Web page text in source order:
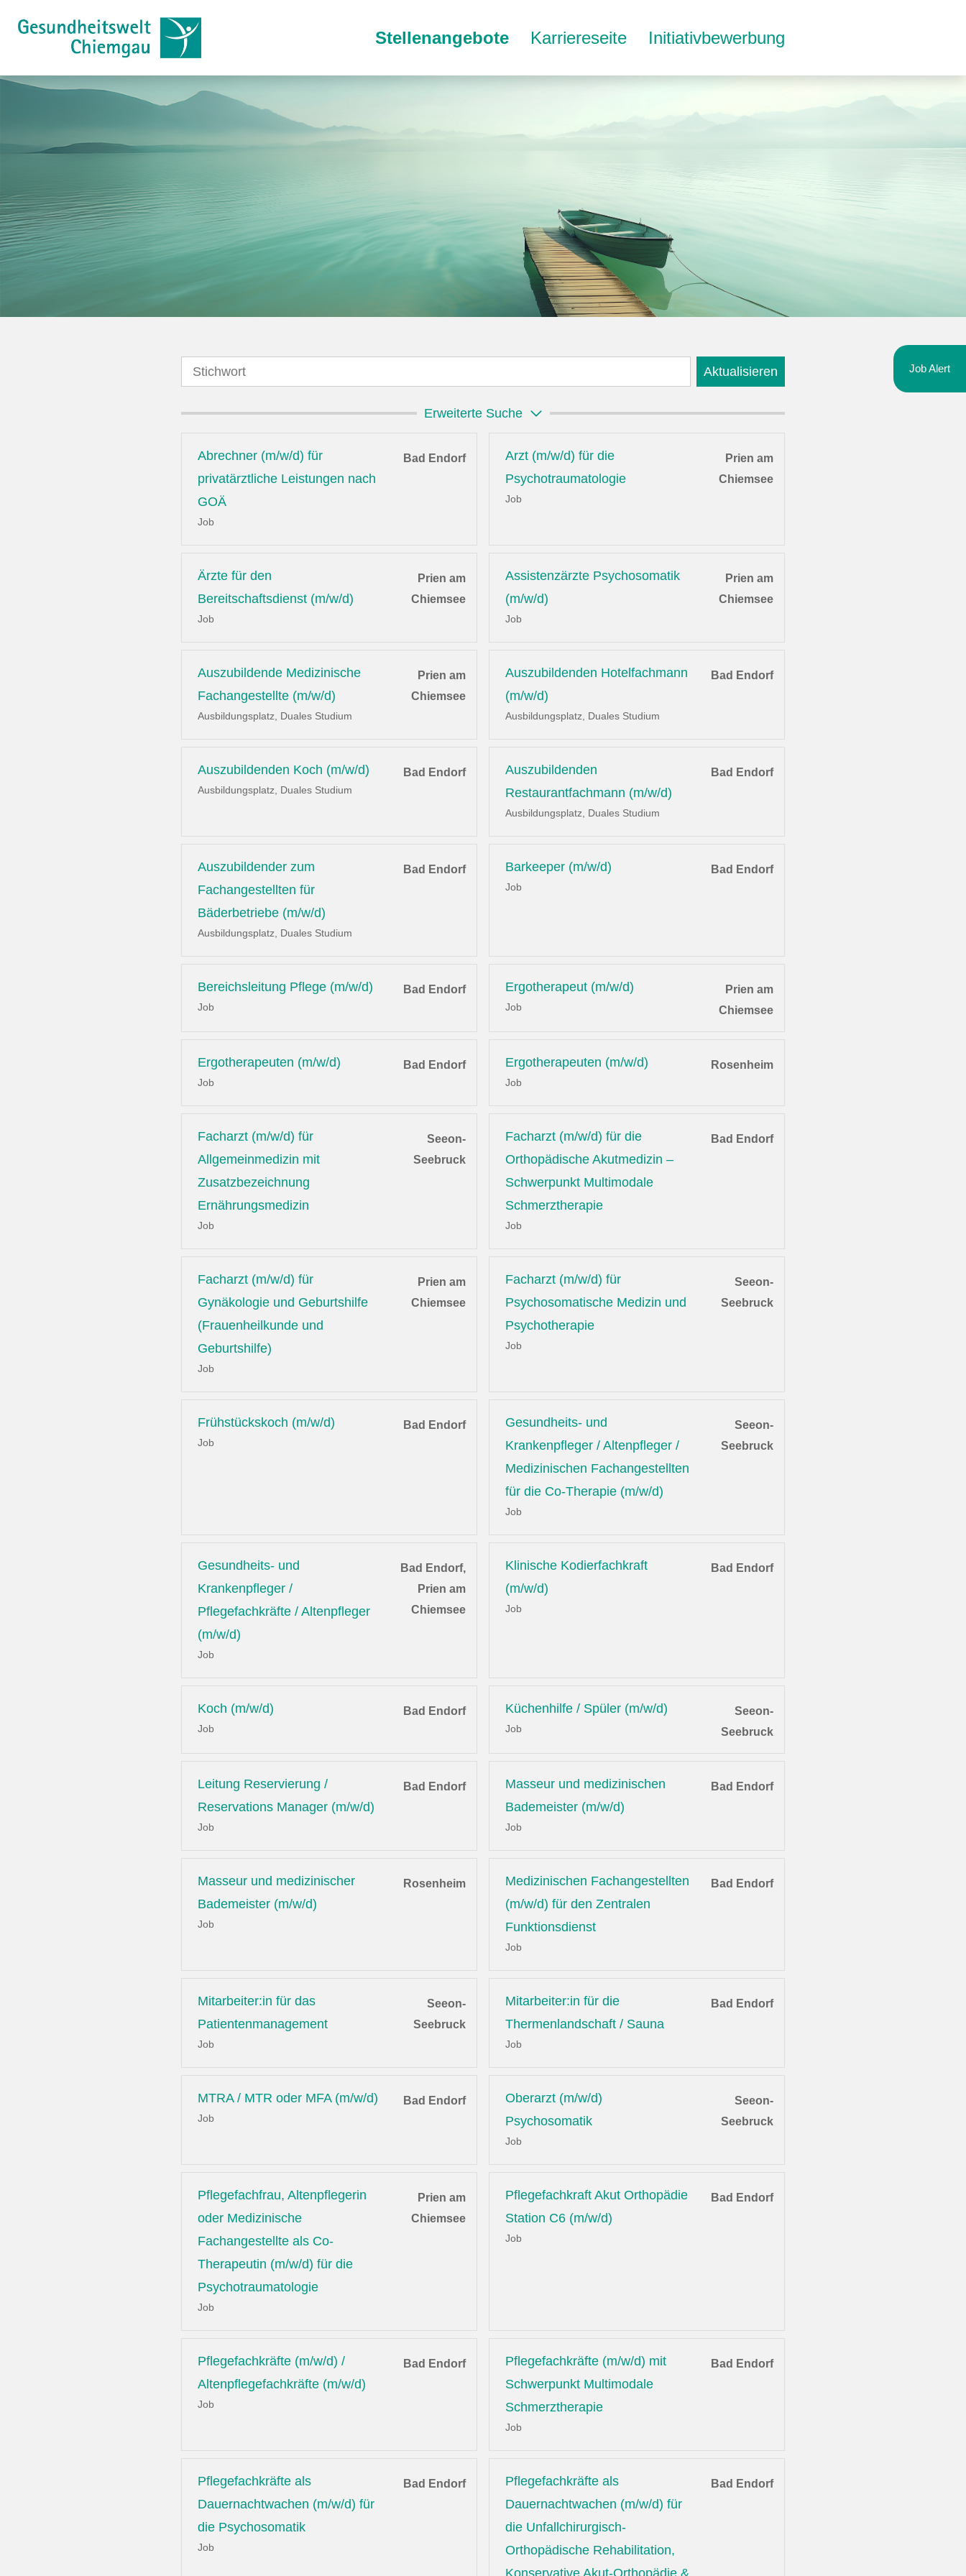
Stellenangebote Karriereseite Initiativbewerbung
Aktualisieren
Erweiterte Suche
Abrechner (m/w/d) für
privatärztliche Leistungen nach
GOÄ
Job
Bad Endorf
Arzt (m/w/d) für die
Psychotraumatologie
Job
Prien am
Chiemsee
Ärzte für den
Bereitschaftsdienst (m/w/d)
Job
Prien am
Chiemsee
Assistenzärzte Psychosomatik
(m/w/d)
Job
Prien am
Chiemsee
Auszubildende Medizinische
Fachangestellte (m/w/d)
Ausbildungsplatz, Duales Studium
Prien am
Chiemsee
Auszubildenden Hotelfachmann
(m/w/d)
Ausbildungsplatz, Duales Studium
Bad Endorf
Auszubildenden Koch (m/w/d)
Ausbildungsplatz, Duales Studium
Bad Endorf
Auszubildenden
Restaurantfachmann (m/w/d)
Ausbildungsplatz, Duales Studium
Bad Endorf
Auszubildender zum
Fachangestellten für
Bäderbetriebe (m/w/d)
Ausbildungsplatz, Duales Studium
Bad Endorf Barkeeper (m/w/d)
Job
Bad Endorf
Bereichsleitung Pflege (m/w/d)
Job
Bad Endorf Ergotherapeut (m/w/d)
Job
Prien am
Chiemsee
Ergotherapeuten (m/w/d)
Job
Bad Endorf Ergotherapeuten (m/w/d)
Job
Rosenheim
Facharzt (m/w/d) für
Allgemeinmedizin mit
Zusatzbezeichnung
Ernährungsmedizin
Job
Seeon-
Seebruck
Facharzt (m/w/d) für die
Orthopädische Akutmedizin –
Schwerpunkt Multimodale
Schmerztherapie
Job
Bad Endorf
Facharzt (m/w/d) für
Gynäkologie und Geburtshilfe
(Frauenheilkunde und
Geburtshilfe)
Job
Prien am
Chiemsee
Facharzt (m/w/d) für
Psychosomatische Medizin und
Psychotherapie
Job
Seeon-
Seebruck
Frühstückskoch (m/w/d)
Job
Bad Endorf
Gesundheits- und
Krankenpfleger / Altenpfleger /
Medizinischen Fachangestellten
für die Co-Therapie (m/w/d)
Job
Seeon-
Seebruck
Gesundheits- und
Krankenpfleger /
Pflegefachkräfte / Altenpfleger
(m/w/d)
Job
Bad Endorf,
Prien am
Chiemsee
Klinische Kodierfachkraft
(m/w/d)
Job
Bad Endorf
Koch (m/w/d)
Job
Bad Endorf Küchenhilfe / Spüler (m/w/d)
Job
Seeon-
Seebruck
Leitung Reservierung /
Reservations Manager (m/w/d)
Job
Bad Endorf
Masseur und medizinischen
Bademeister (m/w/d)
Job
Bad Endorf
Masseur und medizinischer
Bademeister (m/w/d)
Job
Rosenheim
Medizinischen Fachangestellten
(m/w/d) für den Zentralen
Funktionsdienst
Job
Bad Endorf
Mitarbeiter:in für das
Patientenmanagement
Job
Seeon-
Seebruck
Mitarbeiter:in für die
Thermenlandschaft / Sauna
Job
Bad Endorf
MTRA / MTR oder MFA (m/w/d)
Job
Bad Endorf
Oberarzt (m/w/d)
Psychosomatik
Job
Seeon-
Seebruck
Pflegefachfrau, Altenpflegerin
oder Medizinische
Fachangestellte als Co-
Therapeutin (m/w/d) für die
Psychotraumatologie
Job
Prien am
Chiemsee
Pflegefachkraft Akut Orthopädie
Station C6 (m/w/d)
Job
Bad Endorf
Pflegefachkräfte (m/w/d) /
Altenpflegefachkräfte (m/w/d)
Job
Bad Endorf
Pflegefachkräfte (m/w/d) mit
Schwerpunkt Multimodale
Schmerztherapie
Job
Bad Endorf
Pflegefachkräfte als
Dauernachtwachen (m/w/d) für
die Psychosomatik
Job
Bad Endorf
Pflegefachkräfte als
Dauernachtwachen (m/w/d) für
die Unfallchirurgisch-
Orthopädische Rehabilitation,
Bad Endorf
Job Alert